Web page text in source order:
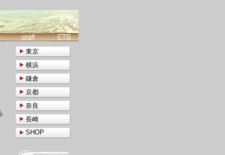
東京
横浜
鎌倉
京都
奈良
長崎
SHOP